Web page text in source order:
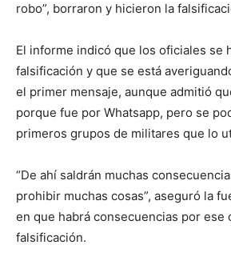
robo”, borraron y hicieron la
El informe indicó que los oficiales se
falsificación y que se está
el primer mensaje, aunque admitió
porque fue por Whatsapp, pero se
primeros grupos de militares que lo
“De ahí saldrán muchas
prohibir muchas cosas”, aseguró la
en que habrá consecuencias por ese
falsificación.